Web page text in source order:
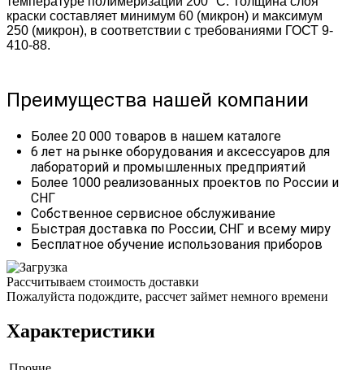
краски составляет минимум 60 (микрон) и максимум
250 (микрон), в соответствии с требованиями ГОСТ 9-
410-88.
Преимущества нашей компании
Более 20 000 товаров в нашем каталоге
6 лет на рынке оборудования и аксессуаров для
лабораторий и промышленных предприятий
Более 1000 реализованных проектов по России и
СНГ
Собственное сервисное обслуживание
Быстрая доставка по России, СНГ и всему миру
Бесплатное обучение использования приборов
Рассчитываем стоимость доставки
Пожалуйста подождите, рассчет займет немного времени
Характеристики